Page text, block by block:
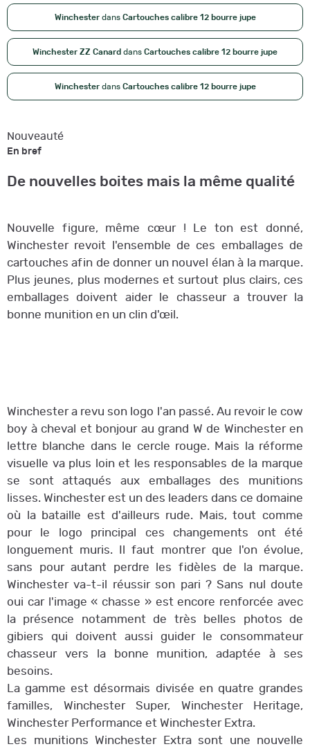
Winchesterdans Cartouches calibre 12 bourre jupe
Winchester ZZ Canard dans Cartouches calibre 12 bourre jupe
Winchesterdans Cartouches calibre 12 bourre jupe
Nouveauté
En bref
De nouvelles boites mais la même qualité
Nouvelle figure, même cœur ! Le ton est donné,
Winchester revoit l'ensemble de ces emballages de
cartouches afin de donner un nouvel élan à la marque.
Plus jeunes, plus modernes et surtout plus clairs, ces
emballages doivent aider le chasseur a trouver la
bonne munition en un clin d'œil.
Winchester a revu son logo l'an passé. Au revoir le cow
boy à cheval et bonjour au grand W de Winchester en
lettre blanche dans le cercle rouge. Mais la réforme
visuelle va plus loin et les responsables de la marque
se sont attaqués aux emballages des munitions
lisses. Winchester est un des leaders dans ce domaine
où la bataille est d'ailleurs rude. Mais, tout comme
pour le logo principal ces changements ont été
longuement muris. Il faut montrer que l'on évolue,
sans pour autant perdre les fidèles de la marque.
Winchester va-t-il réussir son pari ? Sans nul doute
oui car l'image « chasse » est encore renforcée avec
la présence notamment de très belles photos de
gibiers qui doivent aussi guider le consommateur
chasseur vers la bonne munition, adaptée à ses
besoins.
La gamme est désormais divisée en quatre grandes
familles, Winchester Super, Winchester Heritage,
Winchester Performance et Winchester Extra.
Les munitions Winchester Extra sont une nouvelle